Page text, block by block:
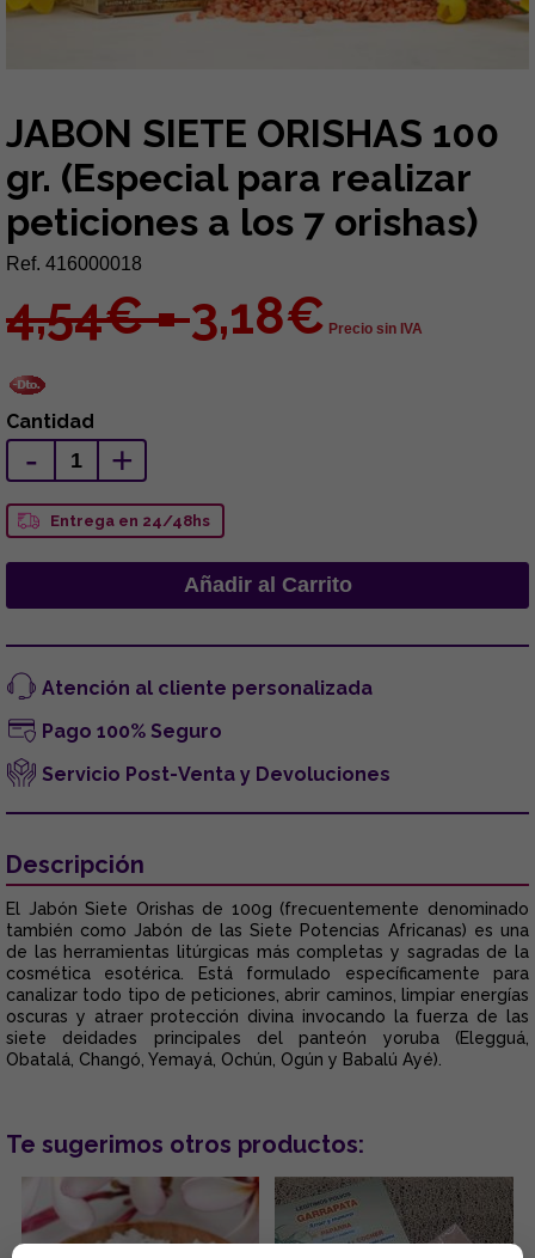
JABON SIETE ORISHAS 100
gr. (Especial para realizar
peticiones a los 7 orishas)
Ref. 416000018
4,54€ =3,18€ Precio sin IVA
Cantidad
- +
Entrega en 24/48hs
Atención al cliente personalizada
Pago 100% Seguro
Servicio Post-Venta y Devoluciones
Descripción
El Jabón Siete Orishas de 100g (frecuentemente denominado
también como Jabón de las Siete Potencias Africanas) es una
de las herramientas litúrgicas más completas y sagradas de la
cosmética esotérica. Está formulado específicamente para
canalizar todo tipo de peticiones, abrir caminos, limpiar energías
oscuras y atraer protección divina invocando la fuerza de las
siete deidades principales del panteón yoruba (Elegguá,
Obatalá, Changó, Yemayá, Ochún, Ogún y Babalú Ayé).
Te sugerimos otros productos: